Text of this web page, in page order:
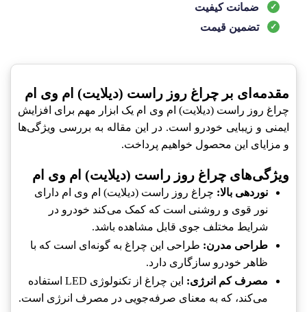
ضمانت کیفیت
تضمین قیمت
مقدمه‌ای بر چراغ روز راست (دیلایت) ام وی ام
چراغ روز راست (دیلایت) ام وی ام یک ابزار مهم برای افزایش
ایمنی و زیبایی خودرو است. در این مقاله به بررسی ویژگی‌ها
و مزایای این محصول خواهیم پرداخت.
ویژگی‌های چراغ روز راست (دیلایت) ام وی ام
نوردهی بالا: چراغ روز راست (دیلایت) ام وی ام دارای
نور قوی و روشنی است که کمک می‌کند خودرو در
شرایط مختلف جوی قابل مشاهده باشد.
طراحی مدرن: طراحی این چراغ به گونه‌ای است که با
ظاهر خودرو سازگاری دارد.
مصرف کم انرژی:
این چراغ از تکنولوژی LED استفاده
می‌کند، که به معنای صرفه‌جویی در مصرف انرژی است.